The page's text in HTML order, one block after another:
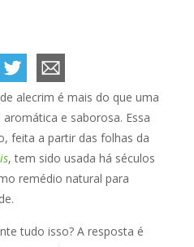
alecrim é mais do que uma
aromática e saborosa. Essa
feita a partir das folhas da
, tem sido usada há séculos
remédio natural para
tudo isso? A resposta é